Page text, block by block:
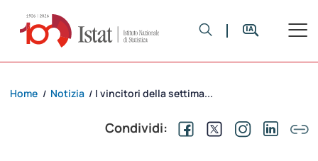
Home / Notizia / I vincitori della settima...
Condividi: